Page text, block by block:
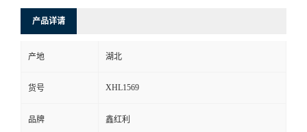
产品详请
产地 湖北
货号 XHL1569
品牌 鑫红利